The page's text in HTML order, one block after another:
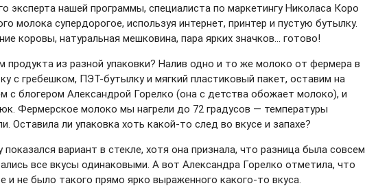
эксперта нашей программы, специалиста по маркетингу Николаса Коро
молока супердорогое, используя интернет, принтер и пустую бутылку.
коровы, натуральная мешковина, пара ярких значков... готово!
продукта из разной упаковки? Налив одно и то же молоко от фермера в
с гребешком, ПЭТ-бутылку и мягкий пластиковый пакет, оставим на
с блогером Александрой Горелко (она с детства обожает молоко), и
Фермерское молоко мы нагрели до 72 градусов — температуры
Оставила ли упаковка хоть какой-то след во вкусе и запахе?
вариант в стекле, хотя она признала, что разница была совсем
все вкусы одинаковыми. А вот Александра Горелко отметила, что
и не было такого прямо ярко выраженного какого-то вкуса.